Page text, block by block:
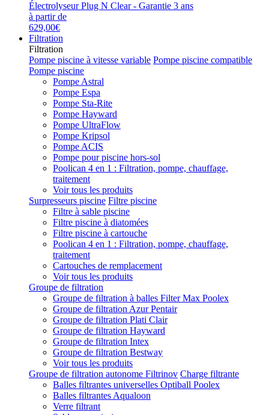
Électrolyseur Plug N Clear - Garantie 3 ans
à partir de
629,00€
Filtration
Filtration
Pompe piscine à vitesse variable Pompe piscine compatible
Pompe piscine
Pompe Astral
Pompe Espa
Pompe Sta-Rite
Pompe Hayward
Pompe UltraFlow
Pompe Kripsol
Pompe ACIS
Pompe pour piscine hors-sol
Poolican 4 en 1 : Filtration, pompe, chauffage,
traitement
Voir tous les produits
Surpresseurs piscine Filtre piscine
Filtre à sable piscine
Filtre piscine à diatomées
Filtre piscine à cartouche
Poolican 4 en 1 : Filtration, pompe, chauffage,
traitement
Cartouches de remplacement
Voir tous les produits
Groupe de filtration
Groupe de filtration à balles Filter Max Poolex
Groupe de filtration Azur Pentair
Groupe de filtration Plati Clair
Groupe de filtration Hayward
Groupe de filtration Intex
Groupe de filtration Bestway
Voir tous les produits
Groupe de filtration autonome Filtrinov Charge filtrante
Balles filtrantes universelles Optiball Poolex
Balles filtrantes Aqualoon
Verre filtrant